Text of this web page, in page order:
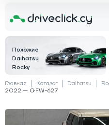
Похожие
Daihatsu
Rocky
Главная Каталог Daihatsu
2022 — GFW-627